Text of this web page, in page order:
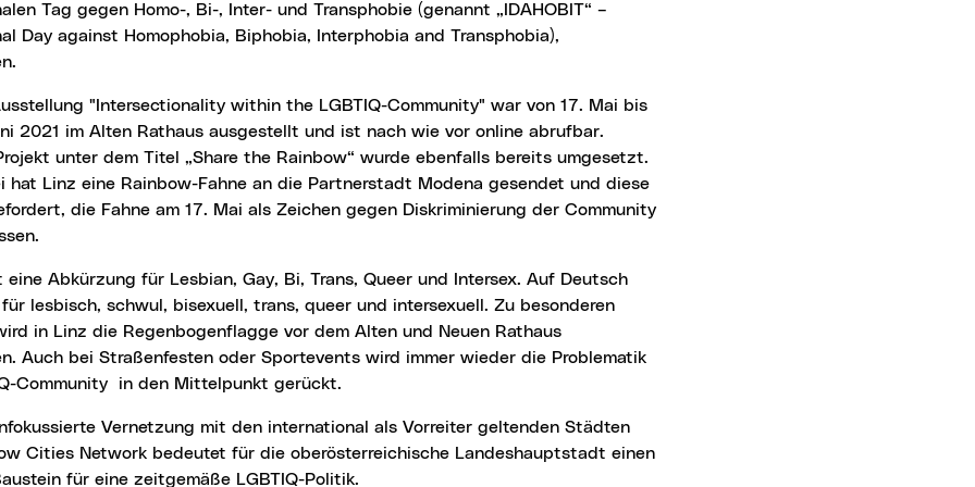
Tag gegen Homo-, Bi-, Inter- und Transphobie (genannt „IDAHOBIT“ –
Day against Homophobia, Biphobia, Interphobia and Transphobia),
"Intersectionality within the LGBTIQ-Community" war von 17. Mai bis
2021 im Alten Rathaus ausgestellt und ist nach wie vor online abrufbar.
unter dem Titel „Share the Rainbow“ wurde ebenfalls bereits umgesetzt.
hat Linz eine Rainbow-Fahne an die Partnerstadt Modena gesendet und diese
die Fahne am 17. Mai als Zeichen gegen Diskriminierung der Community
lesbisch, schwul, bisexuell, trans, queer und intersexuell. Zu besonderen
in Linz die Regenbogenflagge vor dem Alten und Neuen Rathaus
Auch bei Straßenfesten oder Sportevents wird immer wieder die Problematik
Community in den Mittelpunkt gerückt.
Cities Network bedeutet für die oberösterreichische Landeshauptstadt einen
für eine zeitgemäße LGBTIQ-Politik.